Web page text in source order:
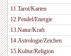
11.Tarot/Karten
12.Pendel/Energie
13.Natur/Kraft
14.Astrologie/Zeichen
15.Kultur/Religion